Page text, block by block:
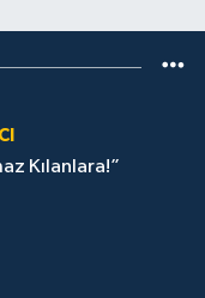
Kılanlara!”